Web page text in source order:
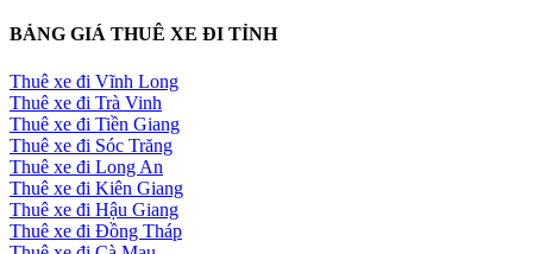
BẢNG GIÁ THUÊ XE ĐI TỈNH
Thuê xe đi Vĩnh Long
Thuê xe đi Trà Vinh
Thuê xe đi Tiền Giang
Thuê xe đi Sóc Trăng
Thuê xe đi Long An
Thuê xe đi Kiên Giang
Thuê xe đi Hậu Giang
Thuê xe đi Đồng Tháp